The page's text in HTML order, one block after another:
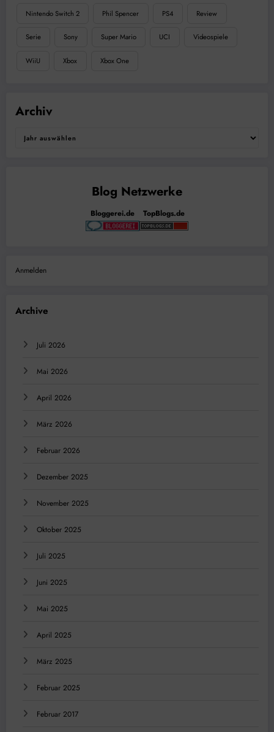
Nintendo Switch 2 Phil Spencer PS4 Review
Serie Sony Super Mario UCI Videospiele
WiiU Xbox Xbox One
Bloggerei.de TopBlogs.de
Anmelden
Archive
Juli 2026
Mai 2026
April 2026
März 2026
Februar 2026
Dezember 2025
November 2025
Oktober 2025
Juli 2025
Juni 2025
Mai 2025
April 2025
März 2025
Februar 2025
Februar 2017